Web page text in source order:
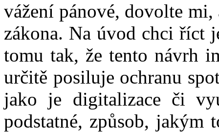
vážení pánové, dovolte
zákona. Na úvod chci říct
tomu tak, že tento návrh
určitě posiluje ochranu
jako je digitalizace či
podstatné, způsob, jakým